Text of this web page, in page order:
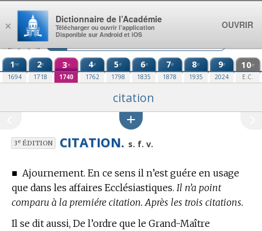
Aller au contenu
1re
1694
2e
1718
3e
1740
4e
1762
5e
1798
6e
1835
7e
1878
8e
1935
9e
2024
10e
E.C.
citation
3eÉDITION CITATION. s. f. v.
■ Ajournement. En ce sens il n’est guére en usage
que dans les affaires Ecclésiastiques. Il n’a point
comparu à la premiére citation. Après les trois citations.
Il se dit aussi, De l’ordre que le Grand-Maître
×
Dictionnaire de l’Académie
Télécharger ou ouvrir l’application
Disponible sur Android et iOS
OUVRIR